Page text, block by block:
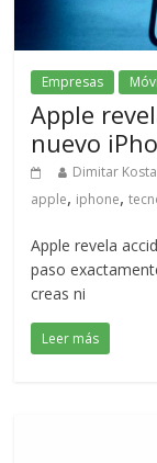
Empresas
Apple
nuevo
Dimitar
apple, iphone,
Apple revela
paso
creas ni
Leer más